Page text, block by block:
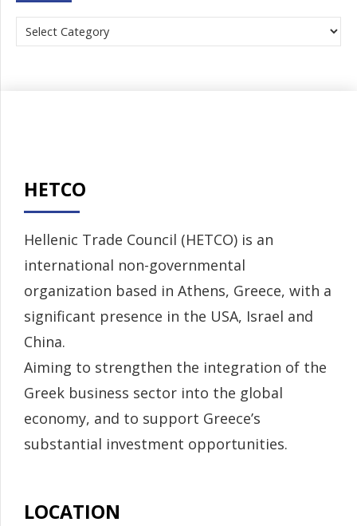
HETCO
Hellenic Trade Council (HETCO) is an
international non-governmental
organization based in Athens, Greece, with a
significant presence in the USA, Israel and
China.
Aiming to strengthen the integration of the
Greek business sector into the global
economy, and to support Greece’s
substantial investment opportunities.
LOCATION